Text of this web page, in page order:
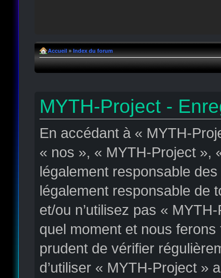
Accueil » Index du forum
MYTH-Project -
En accédant à « MYTH-
« nos », « MYTH-Project »,
légalement responsable
légalement responsable de
et/ou n’utilisez pas «
quel moment et nous
prudent de vérifier
d’utiliser « MYTH-Project »